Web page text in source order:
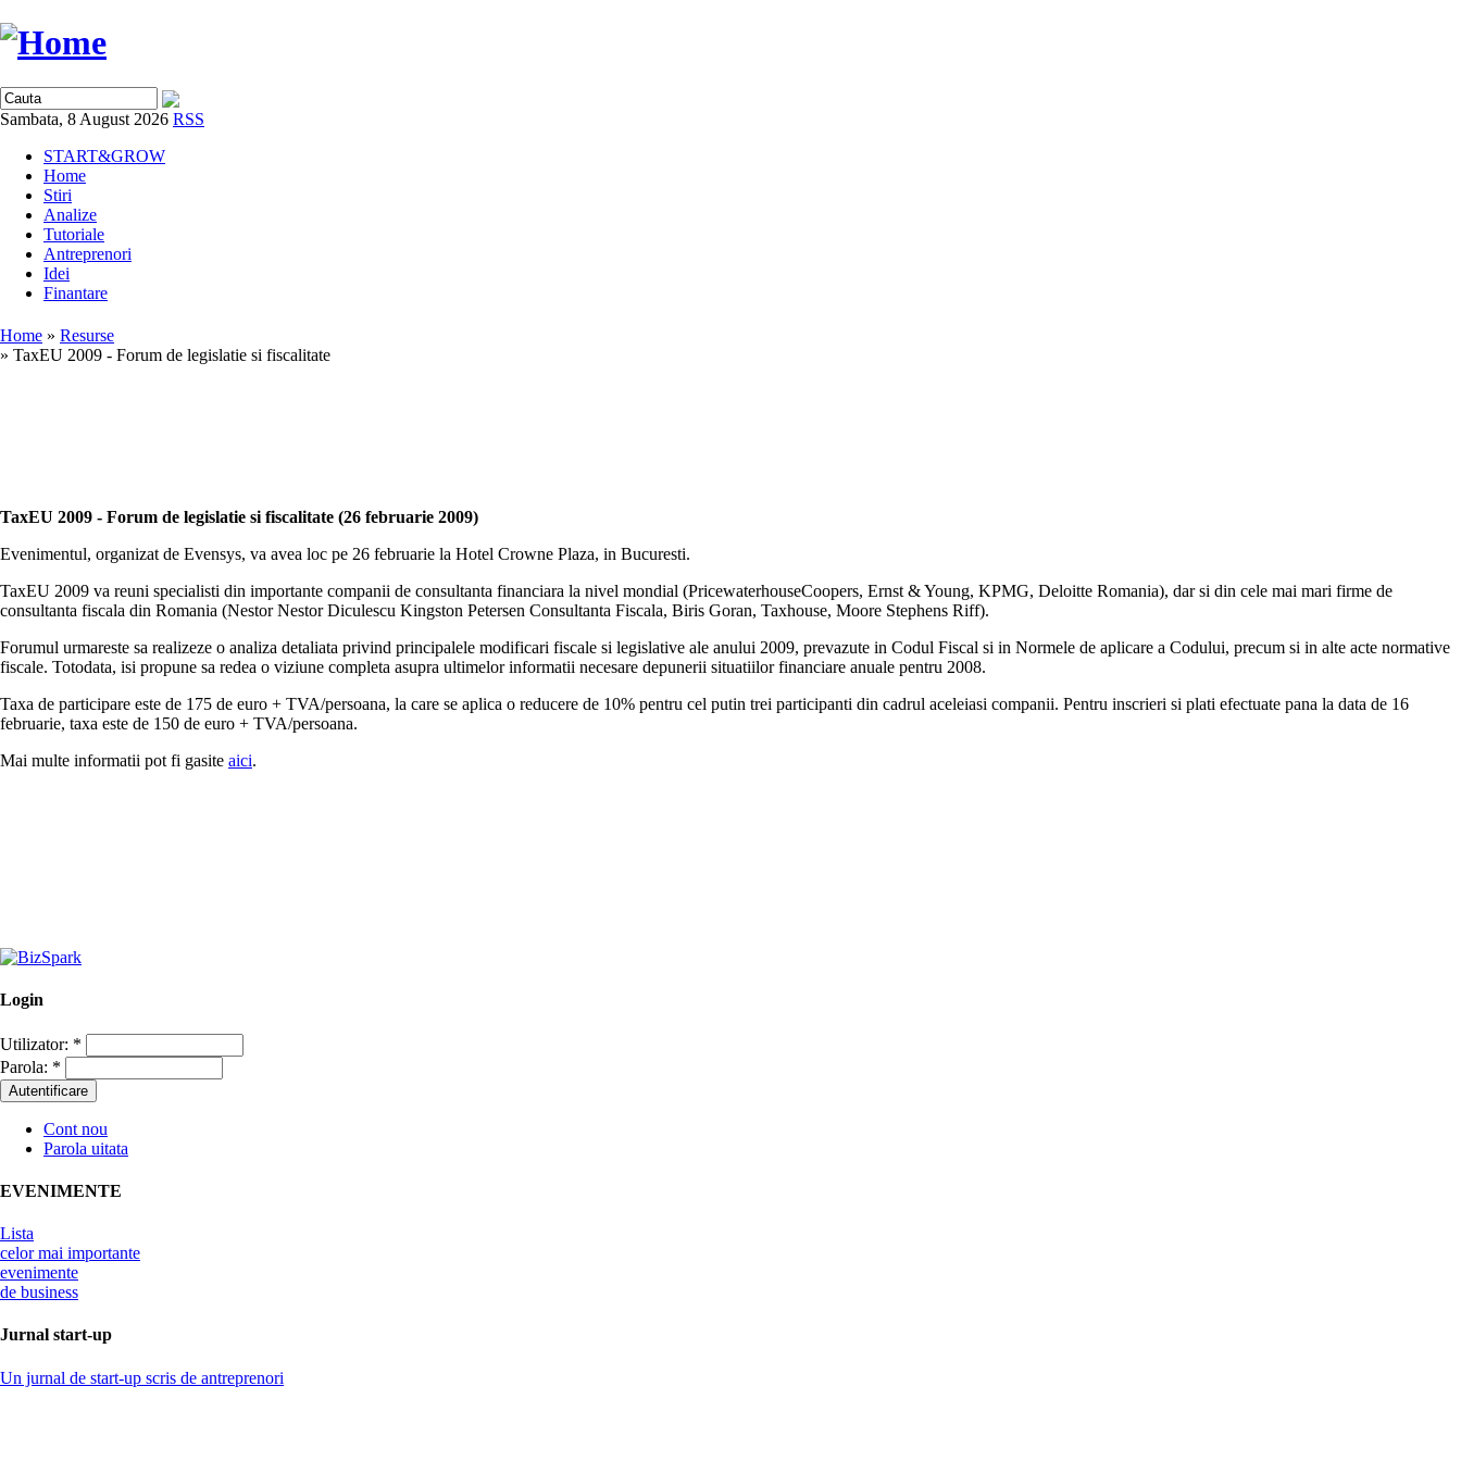
Sambata, 8 August 2026 RSS
START&GROW
Home
Stiri
Analize
Tutoriale
Antreprenori
Idei
Finantare
Home » Resurse
» TaxEU 2009 - Forum de legislatie si fiscalitate
TaxEU 2009 - Forum de legislatie si fiscalitate (26 februarie 2009)
Evenimentul, organizat de Evensys, va avea loc pe 26 februarie la Hotel Crowne Plaza, in Bucuresti.
TaxEU 2009 va reuni specialisti din importante companii de consultanta financiara la nivel mondial (PricewaterhouseCoopers, Ernst & Young, KPMG, Deloitte Romania), dar si din cele mai mari firme de
consultanta fiscala din Romania (Nestor Nestor Diculescu Kingston Petersen Consultanta Fiscala, Biris Goran, Taxhouse, Moore Stephens Riff).
Forumul urmareste sa realizeze o analiza detaliata privind principalele modificari fiscale si legislative ale anului 2009, prevazute in Codul Fiscal si in Normele de aplicare a Codului, precum si in alte acte normative
fiscale. Totodata, isi propune sa redea o viziune completa asupra ultimelor informatii necesare depunerii situatiilor financiare anuale pentru 2008.
Taxa de participare este de 175 de euro + TVA/persoana, la care se aplica o reducere de 10% pentru cel putin trei participanti din cadrul aceleiasi companii. Pentru inscrieri si plati efectuate pana la data de 16
februarie, taxa este de 150 de euro + TVA/persoana.
Mai multe informatii pot fi gasite aici.
Login
Utilizator: *
Parola: *
Cont nou
Parola uitata
EVENIMENTE
Lista
celor mai importante
evenimente
de business
Jurnal start-up
Un jurnal de start-up scris de antreprenori